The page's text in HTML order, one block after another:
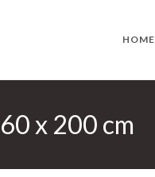
HOME
x 200 cm